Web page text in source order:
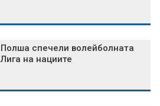
Полша спечели волейболната
Лига на нациите